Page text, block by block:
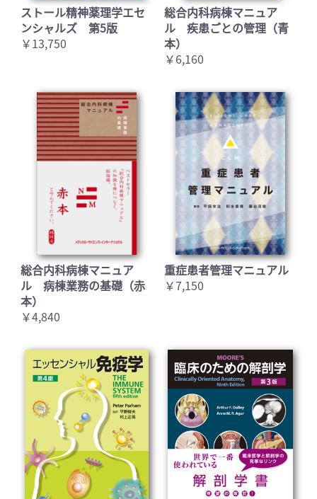
お買い物を続ける カートへ進む
ストール精神薬理学エセ
ンシャルズ 第5版
￥13,750
総合内科病棟マニュア
ル 疾患ごとの管理（青
本）
￥6,160
総合内科病棟マニュア
ル 病棟業務の基礎（赤
本）
￥4,840
重症患者管理マニュアル
￥7,150